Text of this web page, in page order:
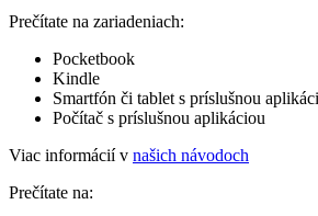
Prečítate na zariadeniach:
Pocketbook
Kindle
Smartfón či tablet s príslušnou
Počítač s príslušnou aplikáciou
Viac informácií v našich návodoch
Prečítate na: